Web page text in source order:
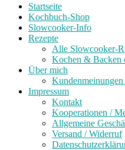
Startseite
Kochbuch-Shop
Slowcooker-Info
Rezepte
Alle Slowcooker-
Kochen & Backen
Über mich
Impressum
Kontakt
Kooperationen /
Allgemeine
Versand / Widerruf